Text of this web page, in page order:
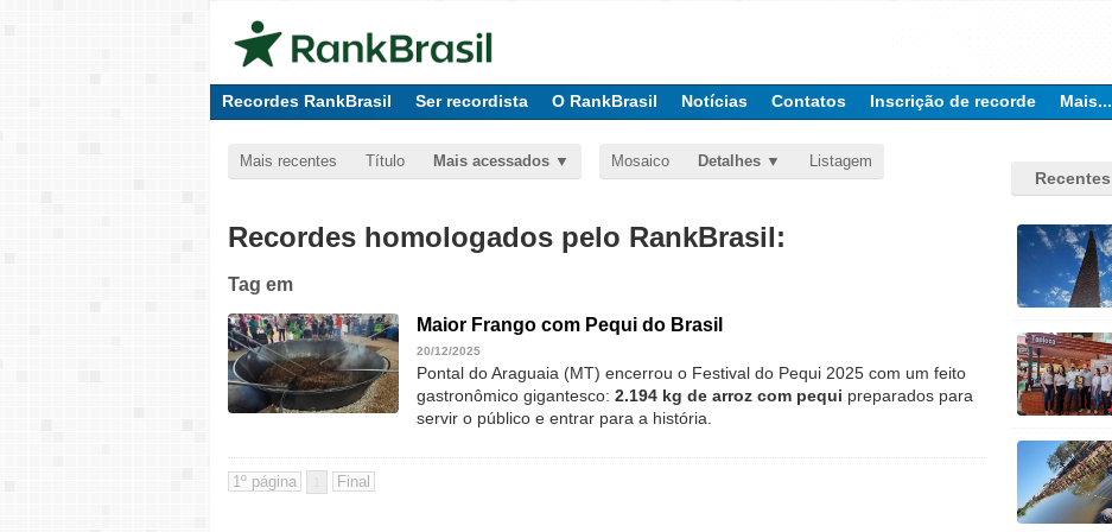
Recordes RankBrasil Ser recordista O RankBrasil Notícias Contatos Inscrição de recorde Mais...
Mais recentes Título Mais acessados Mosaico Detalhes Listagem
Recordes homologados pelo RankBrasil:
Tag em
Maior Frango com Pequi do Brasil
20/12/2025
Pontal do Araguaia (MT) encerrou o Festival do Pequi 2025 com um feito
gastronômico gigantesco: 2.194 kg de arroz com pequi preparados para
servir o público e entrar para a história.
Recentes